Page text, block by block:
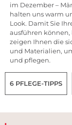
im Dezember –
halten uns warm
Look. Damit Sie
ausführen können,
zeigen Ihnen die
und Materialien,
und pflegen.
6 PFLEGE-TIPPS